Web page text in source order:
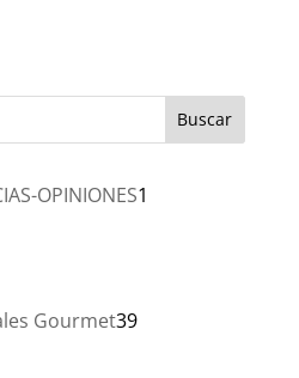
OPINIONES1
productosGourmet3939